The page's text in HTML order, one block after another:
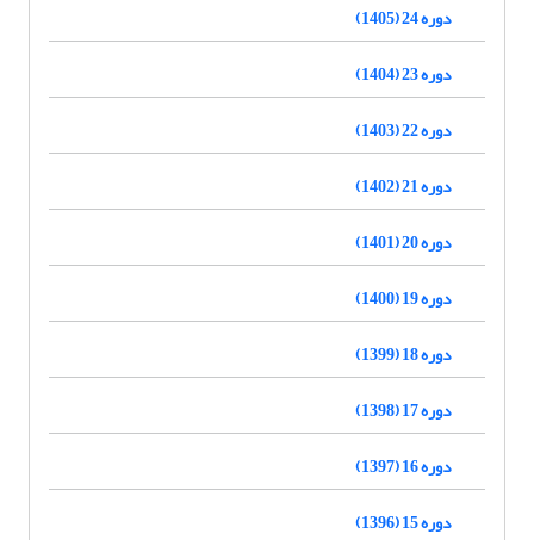
دوره 24 (1405)
دوره 23 (1404)
دوره 22 (1403)
دوره 21 (1402)
دوره 20 (1401)
دوره 19 (1400)
دوره 18 (1399)
دوره 17 (1398)
دوره 16 (1397)
دوره 15 (1396)